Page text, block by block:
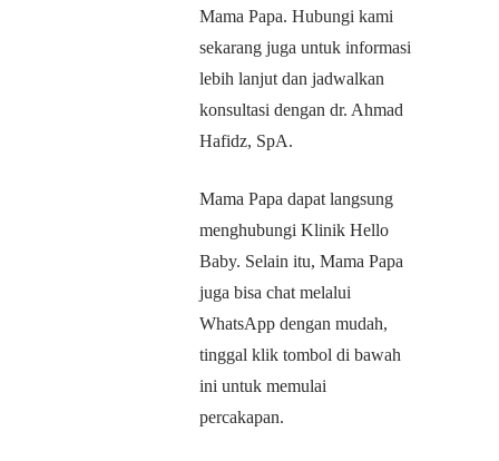
Mama Papa. Hubungi kami
sekarang juga untuk informasi
lebih lanjut dan jadwalkan
konsultasi dengan dr. Ahmad
Hafidz, SpA.
Mama Papa dapat langsung
menghubungi Klinik Hello
Baby. Selain itu, Mama Papa
juga bisa chat melalui
WhatsApp dengan mudah,
tinggal klik tombol di bawah
ini untuk memulai
percakapan.